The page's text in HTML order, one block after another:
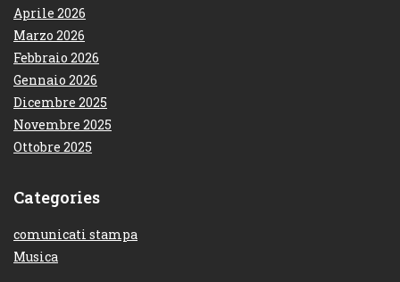
Aprile 2026
Marzo 2026
Febbraio 2026
Gennaio 2026
Dicembre 2025
Novembre 2025
Ottobre 2025
Categories
comunicati stampa
Musica